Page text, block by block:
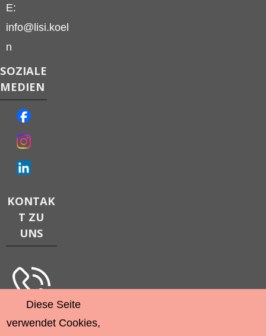
E:
info@lisi.koel
n
SOZIALE
MEDIEN
KONTAK
T ZU
UNS
RECHTLIC
Diese Seite
verwendet Cookies,